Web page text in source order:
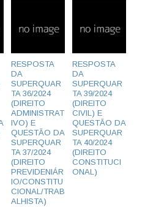
RESPOSTA
DA
SUPERQUAR
TA 36/2024
(DIREITO
ADMINISTRAT
IVO) E
QUESTÃO DA
SUPERQUAR
TA 37/2024
(DIREITO
PREVIDENIÁR
IO/CONSTITU
CIONAL/TRAB
ALHISTA)
RESPOSTA
DA
SUPERQUAR
TA 39/2024
(DIREITO
CIVIL) E
QUESTÃO DA
SUPERQUAR
TA 40/2024
(DIREITO
CONSTITUCI
ONAL)